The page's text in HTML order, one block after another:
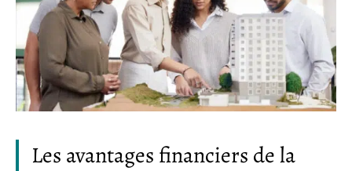
Les avantages financiers de la